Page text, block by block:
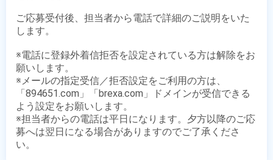
ご応募受付後、担当者から電話で詳細のご説明をいた
します。
※電話に登録外着信拒否を設定されている方は解除をお
願いします。
※メールの指定受信／拒否設定をご利用の方は、
「894651.com」「brexa.com」ドメインが受信できる
よう設定をお願いします。
※担当者からの電話は平日になります。夕方以降のご応
募へは翌日になる場合がありますのでご了承くださ